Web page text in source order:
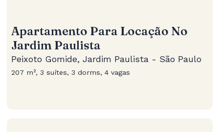
Apartamento Para Locação No
Jardim Paulista
Peixoto Gomide, Jardim Paulista - São Paulo
207 m², 3 suítes, 3 dorms, 4 vagas